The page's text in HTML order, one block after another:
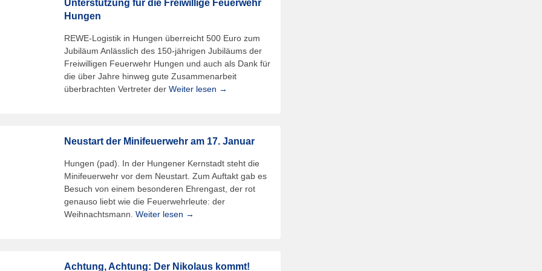
Unterstützung für die Freiwillige Feuerwehr
Hungen
REWE-Logistik in Hungen überreicht 500 Euro zum
Jubiläum Anlässlich des 150-jährigen Jubiläums der
Freiwilligen Feuerwehr Hungen und auch als Dank für
die über Jahre hinweg gute Zusammenarbeit
überbrachten Vertreter der Weiter lesen →
Neustart der Minifeuerwehr am 17. Januar
Hungen (pad). In der Hungener Kernstadt steht die
Minifeuerwehr vor dem Neustart. Zum Auftakt gab es
Besuch von einem besonderen Ehrengast, der rot
genauso liebt wie die Feuerwehrleute: der
Weihnachtsmann. Weiter lesen →
Achtung, Achtung: Der Nikolaus kommt!